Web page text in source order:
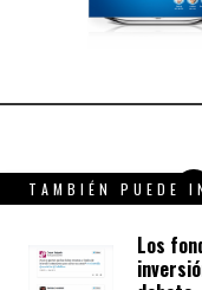
TAMBIÉN PUEDE
Los